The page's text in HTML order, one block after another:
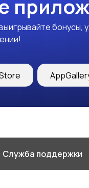
Служба поддержки